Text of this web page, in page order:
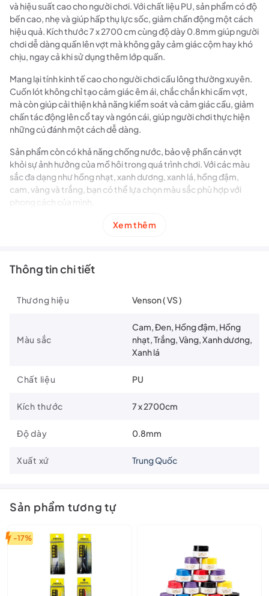
và hiệu suất cao cho người chơi. Với chất liệu PU, sản phẩm có độ
bền cao, nhẹ và giúp hấp thụ lực sốc, giảm chấn động một cách
hiệu quả. Kích thước 7 x 2700 cm cùng độ dày 0.8mm giúp người
chơi dễ dàng quấn lên vợt mà không gây cảm giác cộm hay khó
chịu, ngay cả khi sử dụng thêm lớp quấn.
Mang lại tính kinh tế cao cho người chơi cầu lông thường xuyên.
Cuốn lót không chỉ tạo cảm giác êm ái, chắc chắn khi cầm vợt,
mà còn giúp cải thiện khả năng kiểm soát và cảm giác cầu, giảm
chấn tác động lên cổ tay và ngón cái, giúp người chơi thực hiện
những cú đánh một cách dễ dàng.
Sản phẩm còn có khả năng chống nước, bảo vệ phần cán vợt
khỏi sự ảnh hưởng của mồ hôi trong quá trình chơi. Với các màu
sắc đa dạng như hồng nhạt, xanh dương, xanh lá, hồng đậm,
cam, vàng và trắng, bạn có thể lựa chọn màu sắc phù hợp với
phong cách của mình.
Phụ kiện cầu lông
Xem thêm
Thông tin chi tiết
Thương hiệu Venson ( VS )
Màu sắc
Cam, Đen, Hồng đậm, Hồng
nhạt, Trắng, Vàng, Xanh dương,
Xanh lá
Chất liệu PU
Kích thước 7 x 2700cm
Độ dày 0.8mm
Xuất xứ Trung Quốc
Sản phẩm tương tự
-17%